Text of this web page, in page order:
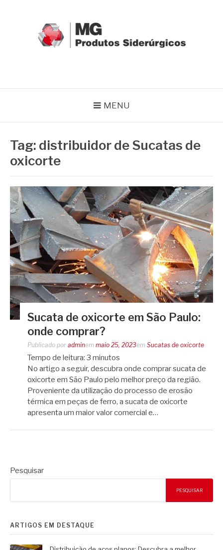
MENU
Tag: distribuidor de Sucatas de
oxicorte
Sucata de oxicorte em São Paulo:
onde comprar?
Publicado por adminem maio 25, 2023em Sucatas de oxicorte
Tempo de leitura: 3 minutos
No artigo a seguir, descubra onde comprar sucata de
oxicorte em São Paulo pelo melhor preço da região.
Proveniente da utilização do processo de erosão
térmica em peças de ferro, a sucata de oxicorte
apresenta um maior valor comercial e…
Pesquisar
PESQUISAR
ARTIGOS EM DESTAQUE